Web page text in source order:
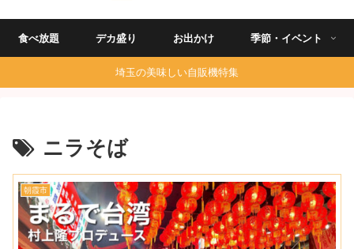
食べ放題 デカ盛り お出かけ 季節・イベント
埼玉の美味しい自販機特集
ニラそば
朝霞市